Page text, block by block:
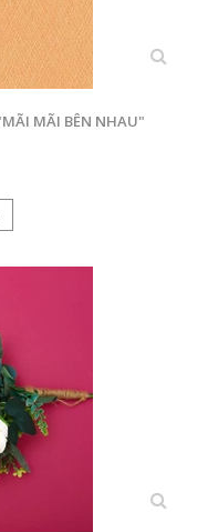
xem
MÃI BÊN NHAU"
xem